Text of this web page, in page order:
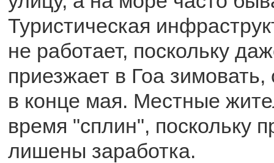
Туристическая
не работает, поскольку
приезжает в Гоа зимовать,
в конце мая. Местные
время "сплин", поскольку
лишены заработка.